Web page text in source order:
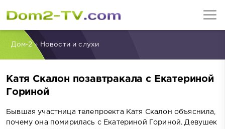
Дом-2» Новости и слухи
Катя Скалон позавтракала с Екатериной
Гориной
Бывшая участница телепроекта Катя Скалон объяснила,
почему она помирилась с Екатериной Гориной. Девушек